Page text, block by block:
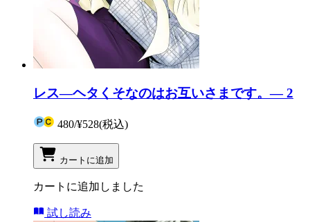
レス―ヘタくそなのはお互いさまです。― 2
480/¥528(税込)
カートに追加
カートに追加しました
試し読み